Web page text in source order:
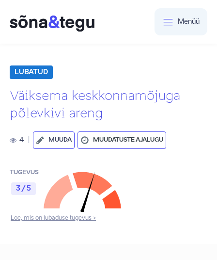
Menüü
LUBATUD
Väiksema keskkonnamõjuga
põlevkivi areng
4 MUUDA MUUDATUSTE AJALUGU
TUGEVUS
3 / 5
Loe, mis on lubaduse tugevus >